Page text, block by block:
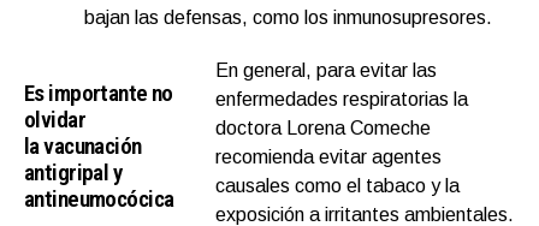
bajan las defensas, como los inmunosupresores.
Es importante no
olvidar
la vacunación
antigripal y
antineumocócica
En general, para evitar las
enfermedades respiratorias la
doctora Lorena Comeche
recomienda evitar agentes
causales como el tabaco y la
exposición a irritantes ambientales.